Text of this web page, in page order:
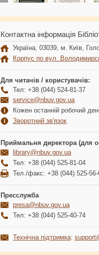
Контактна інформація
Україна, 03039, м. Київ,
Корпус по вул.
Для читачів / користувачів:
Тел: +38 (044) 524-81-37
service@nbuv.gov.ua
Кожен останній робочий
Зворотний зв'язок
Приймальня директора (для
library@nbuv.gov.ua
Тел: +38 (044) 525-81-04
Тел./факс: +38 (044) 525-56-
Пресслужба
presa@nbuv.gov.ua
Тел: +38 (044) 525-40-74
Технічна підтримка: